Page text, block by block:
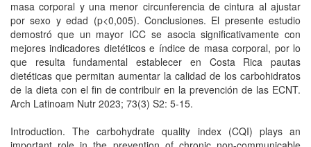
masa corporal y una menor circunferencia de cintura al ajustar
por sexo y edad (p<0,005). Conclusiones. El presente estudio
demostró que un mayor ICC se asocia significativamente con
mejores indicadores dietéticos e índice de masa corporal, por lo
que resulta fundamental establecer en Costa Rica pautas
dietéticas que permitan aumentar la calidad de los carbohidratos
de la dieta con el fin de contribuir en la prevención de las ECNT.
Arch Latinoam Nutr 2023; 73(3) S2: 5-15.
Introduction. The carbohydrate quality index (CQI) plays an